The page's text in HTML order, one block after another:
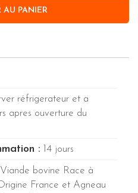
réfrigerateur et a
apres ouverture du
: 14 jours
Viande bovine Race à
France et Agneau